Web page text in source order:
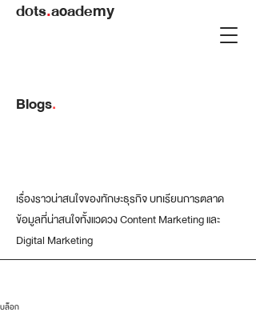
dots.academy
Blogs.
เรื่องราวน่าสนใจของทักษะธุรกิจ บทเรียนการตลาด
ข้อมูลที่น่าสนใจทั้งแวดวง Content Marketing และ
Digital Marketing
บล็อก